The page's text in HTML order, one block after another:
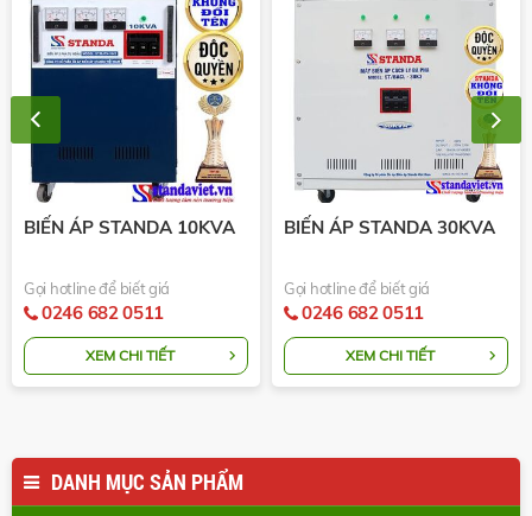
BIẾN ÁP STANDA 10KVA
Gọi hotline để biết giá
0246 682 0511
XEM CHI TIẾT
BIẾN ÁP STANDA 30KVA
Gọi hotline để biết giá
0246 682 0511
XEM CHI TIẾT
DANH MỤC SẢN PHẨM